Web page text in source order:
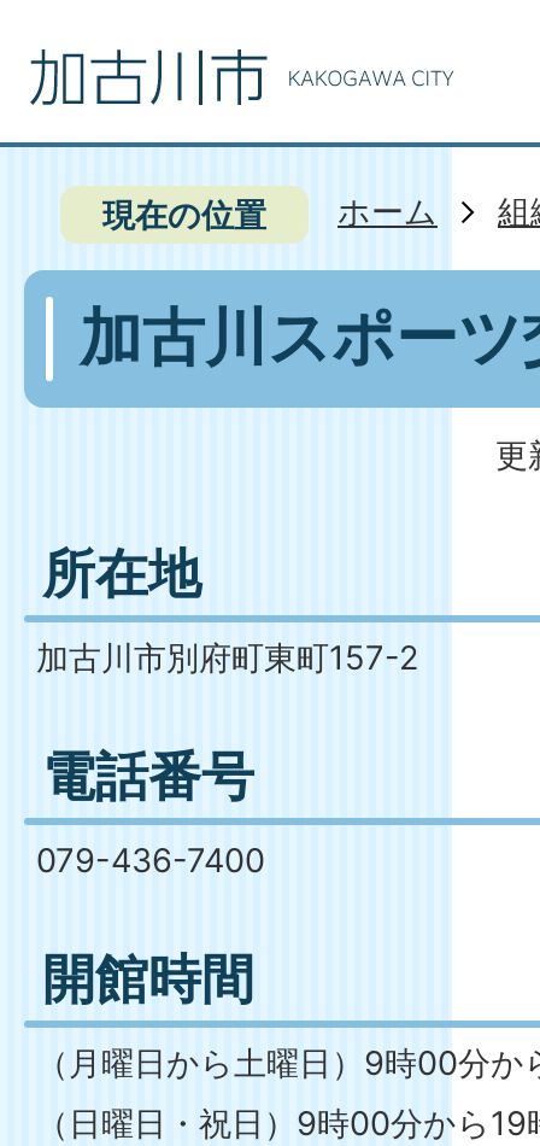
現在の位置 ホーム 組
加古川スポー
更
所在地
加古川市別府町東町157-2
電話番号
079-436-7400
開館時間
（月曜日から土曜日）9時00分
（日曜日・祝日）9時00分から19